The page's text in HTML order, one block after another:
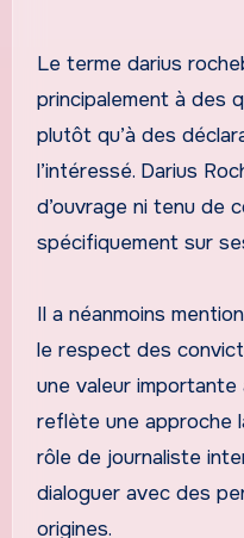
Le terme darius
principalement à des
plutôt qu’à des
l’intéressé. Darius
d’ouvrage ni tenu de
spécifiquement sur
Il a néanmoins
le respect des
une valeur
reflète une approche
rôle de journaliste
dialoguer avec des
origines.